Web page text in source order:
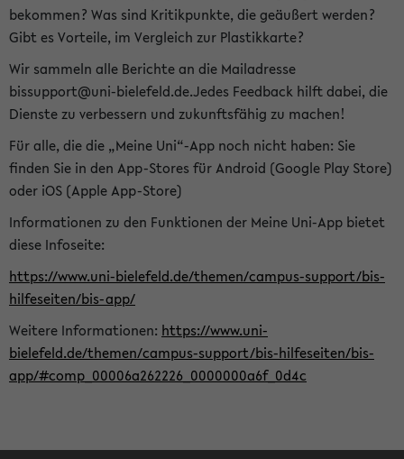
bekommen? Was sind Kritikpunkte, die geäußert werden?
Gibt es Vorteile, im Vergleich zur Plastikkarte?
Wir sammeln alle Berichte an die Mailadresse
bissupport@uni-bielefeld.de.Jedes Feedback hilft dabei, die
Dienste zu verbessern und zukunftsfähig zu machen!
Für alle, die die „Meine Uni“-App noch nicht haben: Sie
finden Sie in den App-Stores für Android (Google Play Store)
oder iOS (Apple App-Store)
Informationen zu den Funktionen der Meine Uni-App bietet
diese Infoseite:
https://www.uni-bielefeld.de/themen/campus-support/bis-
hilfeseiten/bis-app/
Weitere Informationen: https://www.uni-
bielefeld.de/themen/campus-support/bis-hilfeseiten/bis-
app/#comp_00006a262226_0000000a6f_0d4c